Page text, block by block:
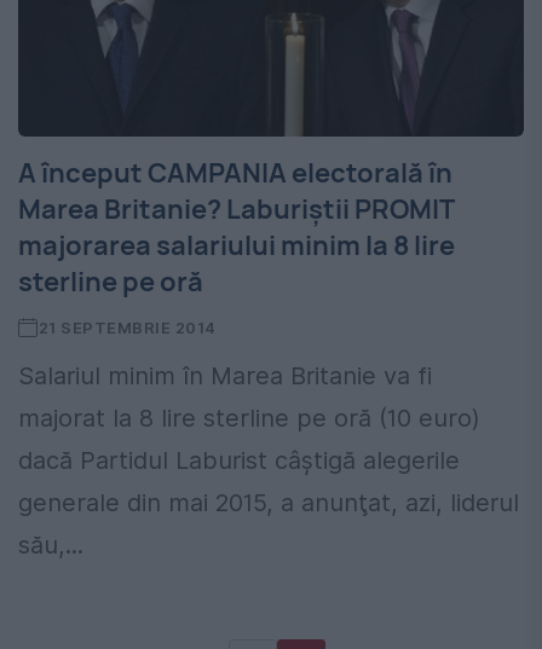
A început CAMPANIA electorală în
Marea Britanie? Laburiştii PROMIT
majorarea salariului minim la 8 lire
sterline pe oră
21 SEPTEMBRIE 2014
Salariul minim în Marea Britanie va fi
majorat la 8 lire sterline pe oră (10 euro)
dacă Partidul Laburist câştigă alegerile
generale din mai 2015, a anunţat, azi, liderul
său,...